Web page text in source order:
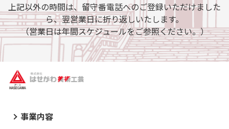
上記以外の時間は、留守番電話へのご登録いただけました
ら、翌営業日に折り返しいたします。
（営業日は年間スケジュールをご参照ください。）
事業内容